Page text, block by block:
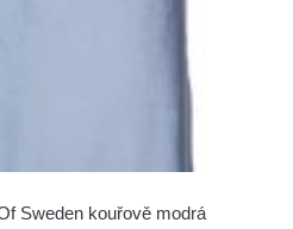
Sweden kouřově modrá